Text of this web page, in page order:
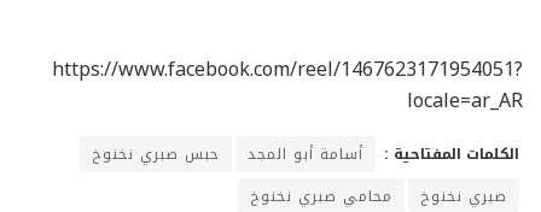
https://www.facebook.com/reel/1467623171954051?
locale=ar_AR
الكلمات المفتاحية : أسامة أبو المجد
حبس صبري نخنوخ
صبري نخنوخ
محامي صبري نخنوخ